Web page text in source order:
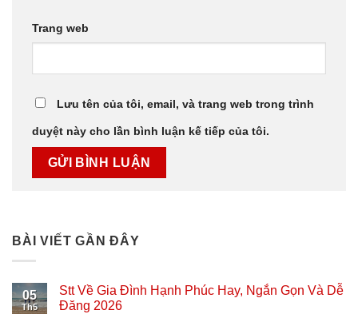
Trang web
Lưu tên của tôi, email, và trang web trong trình
duyệt này cho lần bình luận kế tiếp của tôi.
BÀI VIẾT GẦN ĐÂY
05
Th5
Stt Về Gia Đình Hạnh Phúc Hay, Ngắn Gọn Và Dễ
Đăng 2026